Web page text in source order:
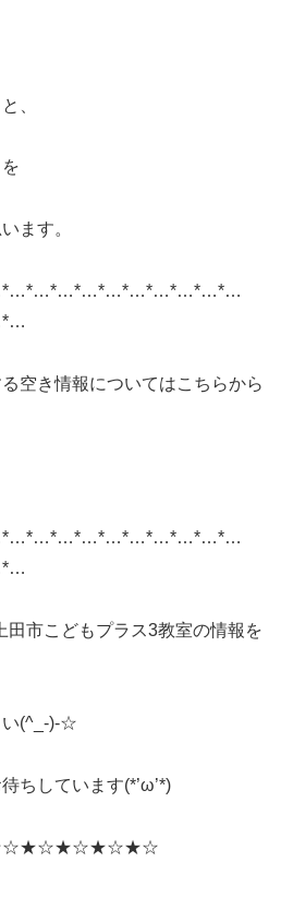
、
ます。
空き情報についてはこちらから
田市こどもプラス3教室の情報を
い(^_-)-☆
ちしています(*’ω’*)